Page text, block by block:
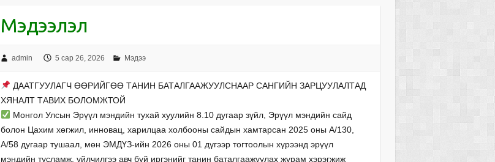
Мэдээлэл
admin 5 сар 26, 2026 Мэдээ
ДААТГУУЛАГЧ ӨӨРИЙГӨӨ ТАНИН БАТАЛГААЖУУЛСНААР САНГИЙН ЗАРЦУУЛАЛТАД
ХЯНАЛТ ТАВИХ БОЛОМЖТОЙ
Монгол Улсын Эрүүл мэндийн тухай хуулийн 8.10 дугаар зүйл, Эрүүл мэндийн сайд
болон Цахим хөгжил, инновац, харилцаа холбооны сайдын хамтарсан 2025 оны А/130,
А/58 дугаар тушаал, мөн ЭМДҮЗ-ийн 2026 оны 01 дүгээр тогтоолын хүрээнд эрүүл
мэндийн тусламж, үйлчилгээ авч буй иргэнийг танин баталгаажуулах журам хэрэгжиж